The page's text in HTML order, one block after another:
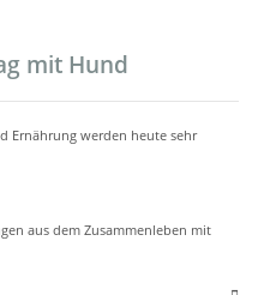
mit Hund
Ernährung werden heute sehr
aus dem Zusammenleben mit